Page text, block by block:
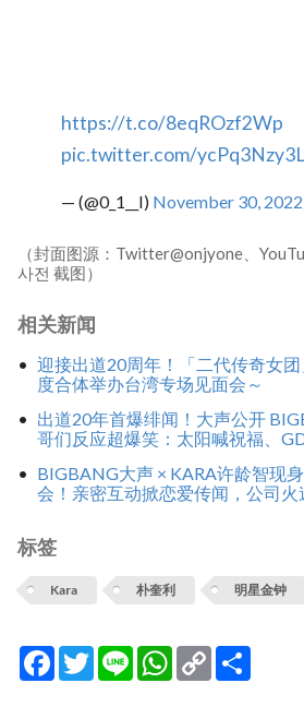
https://t.co/8eqROzf2Wp
pic.twitter.com/ycPq3Nzy3L
— (@0_1__I) November 30, 2022
（封面图源：Twitter@onjyone、
사전 截图）
相关新闻
迎接出道20周年！「二代传奇女
度合体举办台湾专场见面会～
出道20年首爆绯闻！大声公开
哥们反应超爆笑：太阳喊祝福、
BIGBANG大声 × KARA许龄智现
会！亲密互动掀恋爱传闻，公司火
标签
Kara 朴奎利 明星金钟
Facebook
TwitterLine WhatsApp
Copy
Link